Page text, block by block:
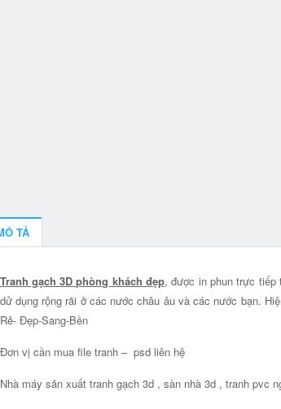
TẢ
Tranh gạch 3D phòng khách đẹp, được in phun trực tiếp
dử dụng rộng rãi ở các nước châu âu và các nước bạn.
Rẻ- Đẹp-Sang-Bền
Đơn vị cần mua file tranh – psd liên hệ
Nhà máy sản xuất tranh gạch 3d , sàn nhà 3d , tranh pvc